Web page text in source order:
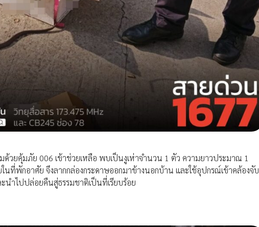
วยคุ้มภัย 006 เข้าช่วยเหลือ พบเป็นงูเห่าจำนวน 1 ตัว ความยาวประมาณ 1
นที่พักอาศัย จึงลากกล่องกระดาษออกมาข้างนอกบ้าน และใช้อุปกรณ์เข้าคล้องจับ
ะนำไปปล่อยคืนสู่ธรรมชาติเป็นที่เรียบร้อย